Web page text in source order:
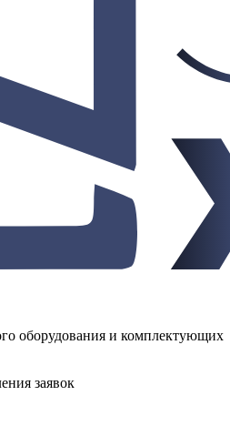
оборудования и комплектующих
заявок